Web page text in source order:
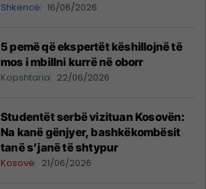
Shkencë 16/06/2026
5 pemë që ekspertët këshillojnë të
mos i mbillni kurrë në oborr
Kopshtaria 22/06/2026
Studentët serbë vizituan Kosovën:
Na kanë gënjyer, bashkëkombësit
tanë s’janë të shtypur
Kosovë 21/06/2026